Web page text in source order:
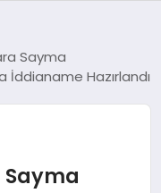
Sayma
İddianame Hazırlandı
Sayma